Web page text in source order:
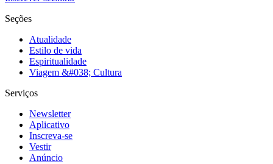
Seções
Atualidade
Estilo de vida
Espiritualidade
Viagem &#038; Cultura
Serviços
Newsletter
Aplicativo
Inscreva-se
Vestir
Anúncio